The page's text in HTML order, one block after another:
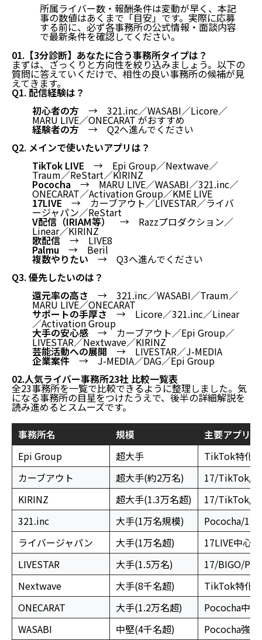
所属ライバー数・報酬条件は変動が早く、本記
事の数値はあくまで「目安」です。実際に応募
する前に、必ず各事務所の公式情報・面談内容
で最新条件を確認してください。
01.【3分診断】あなたに合う事務所タイプは？
まずは、ざっくりと方向性を絞り込みましょう。以下の
質問に答えていくだけで、相性の良い事務所の候補が見
えてきます。
Q1. 配信経験は？
初心者の方 → 321.inc／WASABI／Licore／
MARU LIVE／ONECARAT がおすすめ
経験者の方→ Q2へ進んでください
Q2. メインで使いたいアプリは？
TikTok LIVE → Epi Group／Nextwave／
Traum／ReStart／KIRINZ
Pococha → MARU LIVE／WASABI／321.inc／
ONECARAT／Activation Group／KME LIVE
17LIVE → カーブアウト／LIVESTAR／ライバ
ージャパン／ReStart
V配信（IRIAM等） → Razzプロダクション／
Linear／KIRINZ
歌配信 → LIVE8
Palmu→ Beril
複数やりたい → Q3へ進んでください
Q3. 優先したいのは？
還元率の高さ → 321.inc／WASABI／Traum／
MARU LIVE／ONECARAT
サポートの手厚さ → Licore／321.inc／Linear
／Activation Group
大手の安心感 → カーブアウト／Epi Group／
LIVESTAR／Nextwave／KIRINZ
芸能活動への展開 → LIVESTAR／J-MEDIA
企業案件 → J-MEDIA／DAG／Epi Group
02.人気ライバー事務所23社 比較一覧表
全23事務所を一覧で比較できるように整理しました。気
になる事務所の目星をつけたうえで、後半の詳細解説を
読み進めるとスムーズです。
事務所名
規模
主要アプリ
Epi Group
超大手
TikTok特化
カーブアウト
超大手(約2万名)
17/TikTok/
KIRINZ
超大手(1.3万名超)
17/TikTok/
321.inc
大手(1万名規模)
Pococha/
ライバージャパン
大手(1万名超)
17LIVE中心/
LIVESTAR
大手(1.5万名)
17/BIGO/
Nextwave
大手(8千名超)
TikTok特化
ONECARAT
大手(1.2万名超)
Pococha中
WASABI
中堅(4千名超)
Pococha強